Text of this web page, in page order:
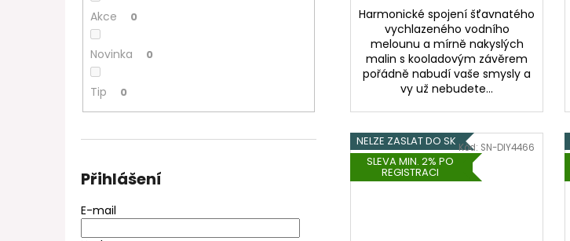
Akce 0
Novinka 0
Tip 0
Přihlášení
E-mail
Harmonické spojení šťavnatého
vychlazeného vodního
melounu a mírně nakyslých
malin s kooladovým závěrem
pořádně nabudí vaše smysly a
vy už nebudete...
NELZE ZASLAT DO SK
SLEVA MIN. 2% PO
REGISTRACI
Kód: SN-DIY4466